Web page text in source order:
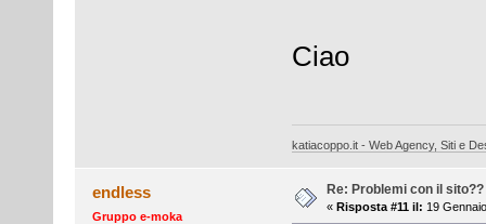
Ciao
katiacoppo.it - Web Agency, Siti e
endless
Gruppo e-moka
Re: Problemi con il sito??
« Risposta #11 il: 19